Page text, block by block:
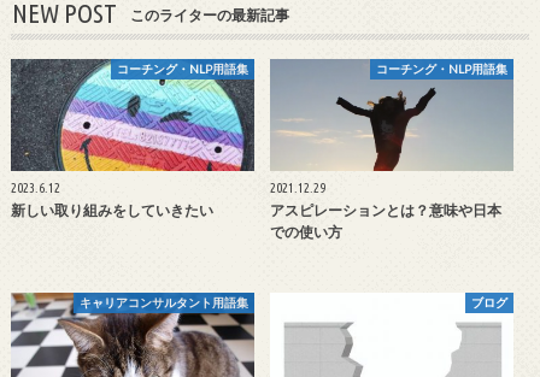
NEW POST このライターの最新記事
コーチング・NLP用語集
2023.6.12
新しい取り組みをしていきたい
コーチング・NLP用語集
2021.12.29
アスピレーションとは？意味や日本
での使い方
キャリアコンサルタント用語集 ブログ